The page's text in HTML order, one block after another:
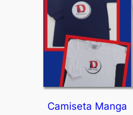
Camiseta Manga